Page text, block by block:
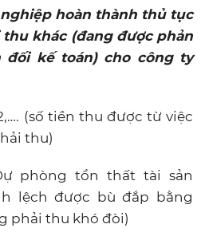
nghiệp hoàn thành thủ tục
khác (đang được phản
đối kế toán) cho công ty
(số tiền thu được từ việc
thu)
phòng tổn thất tài sản
lệch được bù đắp bằng
phải thu khó đòi)